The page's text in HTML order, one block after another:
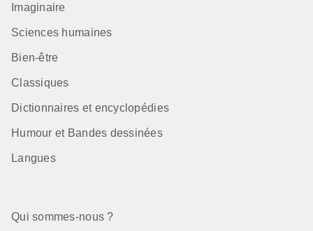
Imaginaire
Sciences humaines
Bien-être
Classiques
Dictionnaires et encyclopédies
Humour et Bandes dessinées
Langues
Qui sommes-nous ?